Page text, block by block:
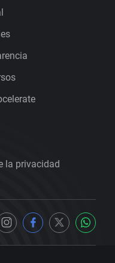
la privacidad